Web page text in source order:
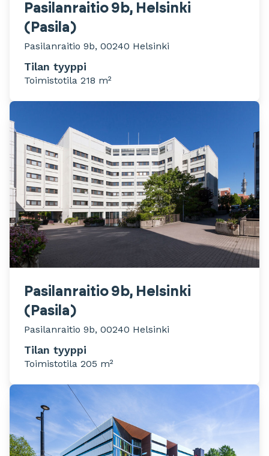
Pasilanraitio 9b, Helsinki
(Pasila)
Pasilanraitio 9b, 00240 Helsinki
Tilan tyyppi
Toimistotila 218 m²
Pasilanraitio 9b, Helsinki
(Pasila)
Pasilanraitio 9b, 00240 Helsinki
Tilan tyyppi
Toimistotila 205 m²